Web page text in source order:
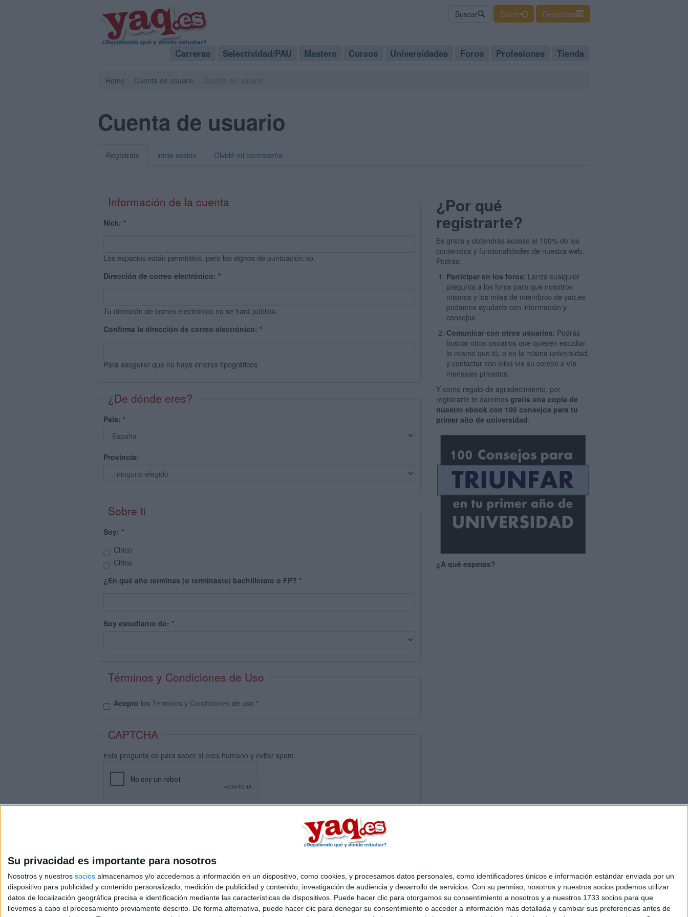
Su privacidad es importante para nosotros
Nosotros y nuestros socios almacenamos y/o accedemos a información en un dispositivo, como cookies, y procesamos datos personales, como identificadores únicos e información estándar enviada por un
dispositivo para publicidad y contenido personalizado, medición de publicidad y contenido, investigación de audiencia y desarrollo de servicios. Con su permiso, nosotros y nuestros socios podemos utilizar
datos de localización geográfica precisa e identificación mediante las características de dispositivos. Puede hacer clic para otorgarnos su consentimiento a nosotros y a nuestros 1733 socios para que
llevemos a cabo el procesamiento previamente descrito. De forma alternativa, puede hacer clic para denegar su consentimiento o acceder a información más detallada y cambiar sus preferencias antes de
Buscar Entrar Regístrate
Carreras Selectividad/PAU Masters Cursos Universidades Foros Profesiones Tienda
Home Cuenta de usuario
Cuenta de usuario
Regístrate inicia sesión Olvidé mi contraseña
Información de la cuenta
Nick: *
Los espacios están permitidos, pero los signos de puntuación no.
Dirección de correo electrónico: *
Tu dirección de correo electrónico no se hará pública.
Confirma la dirección de correo electrónico: *
Para asegurar que no haya errores tipográficos
¿De dónde eres?
País: *
Provincia:
Sobre ti
Soy: *
Chico
Chica
¿En qué año terminas (o terminaste) bachillerato o FP? *
Soy estudiante de: *
Términos y Condiciones de Uso
Acepto los Términos y Condiciones de uso *
CAPTCHA
Esta pregunta es para saber si eres humano y evitar spam.
¿Por qué
registrarte?
Es gratis y obtendrás acceso al 100% de los
contenidos y funcionalidades de nuestra web.
Podrás:
Participar en los foros: Lanza cualquier
pregunta a los foros para que nosotros
mismos y los miles de miembros de yaq.es
podamos ayudarte con información y
consejos
Comunicar con otros usuarios: Podrás
buscar otros usuarios que quieren estudiar
lo mismo que tú, o en la misma universidad,
y contactar con ellos vía su corcho o vía
mensajes privados.
Y como regalo de agradecimiento, por
registrarte te daremosgratis una copia de
nuestro ebook con 100 consejos para tu
primer año de universidad.
¿A qué esperas?
Quiénes somos |Contactar| Anúnciate
Aviso legal|Politica de privacidad|Condiciones generales|Política de cookies